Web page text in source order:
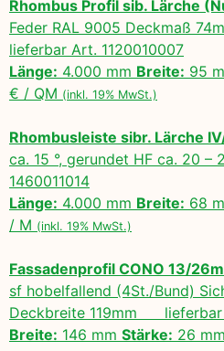
Rhombus Profil sib. Lärche
Feder RAL 9005 Deckmaß
lieferbar Art. 1120010007
Länge: 4.000 mm Breite: 95
€ / QM (inkl. 19% MwSt.)
Rhombusleiste sibr. Lärche
ca. 15 °, gerundet HF ca. 20
1460011014
Länge: 4.000 mm Breite: 68
/ M (inkl. 19% MwSt.)
Fassadenprofil CONO 13/
sf hobelfallend (4St./Bund)
Deckbreite 119mm lieferbar
Breite: 146 mm Stärke: 26